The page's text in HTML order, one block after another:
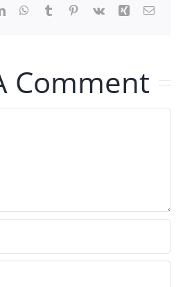
LinkedInWhatsApp
TumblrPinterest
Vk Xing Email
Comment